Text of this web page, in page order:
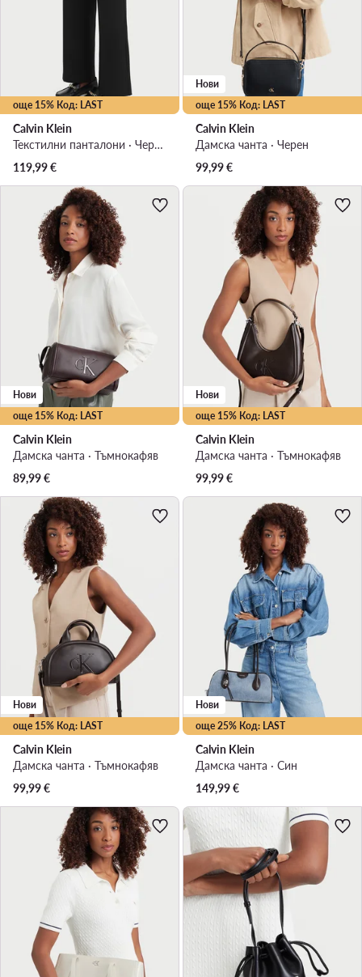
още 15% Код: LAST
Calvin Klein
Текстилни панталони · Черен · Relaxed Fit
119,99€
още 15% Код: LAST
Нови
Calvin Klein
Дамска чанта · Черен
99,99€
още 15% Код: LAST
Нови
Calvin Klein
Дамска чанта · Тъмнокафяв
89,99€
още 15% Код: LAST
Нови
Calvin Klein
Дамска чанта · Тъмнокафяв
99,99€
още 15% Код: LAST
Нови
Calvin Klein
Дамска чанта · Тъмнокафяв
99,99€
още 25% Код: LAST
Нови
Calvin Klein
Дамска чанта · Син
149,99€